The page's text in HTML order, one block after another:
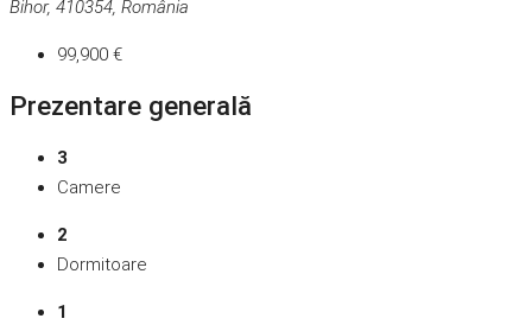
Bihor, 410354, România
99,900 €
Prezentare generală
3
Camere
2
Dormitoare
1